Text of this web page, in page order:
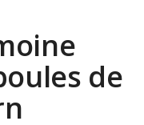
de